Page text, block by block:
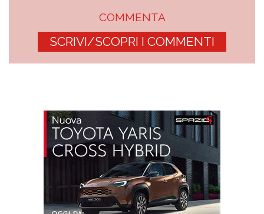
COMMENTA
SCRIVI/SCOPRI I COMMENTI